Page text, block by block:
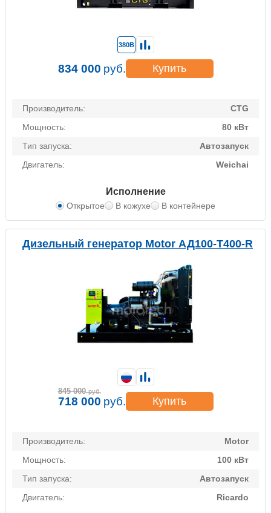
Производитель:
CTG
Мощность:
80 кВт
Тип запуска:
Автозапуск
Двигатель:
Weichai
Исполнение
Открытое В кожухе В контейнере
380В
834 000 руб. Купить
Дизельный генератор Motor АД100-Т400-R
Производитель:
Motor
Мощность:
100 кВт
Тип запуска:
Автозапуск
Двигатель:
Ricardo
845 000 руб.
718 000 руб. Купить